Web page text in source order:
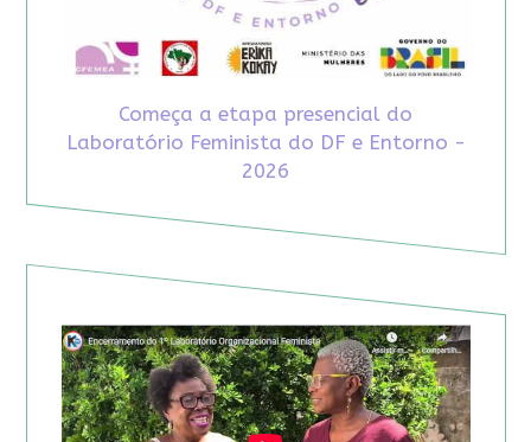
Começa a etapa presencial do
Laboratório Feminista do DF e Entorno -
2026